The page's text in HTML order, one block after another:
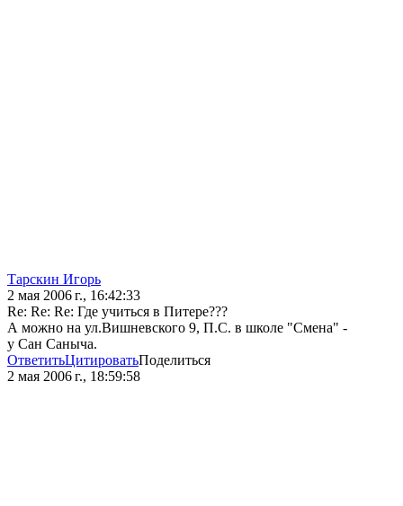
Тарскин Игорь
2 мая 2006 г., 16:42:33
Re: Re: Re: Где учиться в Питере???
А можно на ул.Вишневского 9, П.С. в школе "Смена" -
у Сан Саныча.
ОтветитьЦитироватьПоделиться
2 мая 2006 г., 18:59:58